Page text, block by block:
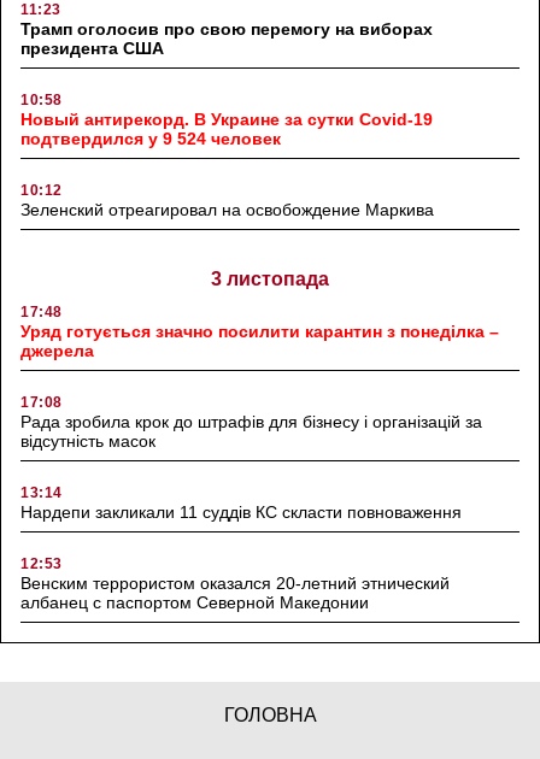
11:23
Трамп оголосив про свою перемогу на виборах
президента США
10:58
Новый антирекорд. В Украине за сутки Covid-19
подтвердился у 9 524 человек
10:12
Зеленский отреагировал на освобождение Маркива
3 листопада
17:48
Уряд готується значно посилити карантин з понеділка –
джерела
17:08
Рада зробила крок до штрафів для бізнесу і організацій за
відсутність масок
13:14
Нардепи закликали 11 суддів КС скласти повноваження
12:53
Венским террористом оказался 20-летний этнический
албанец с паспортом Северной Македонии
ГОЛОВНА